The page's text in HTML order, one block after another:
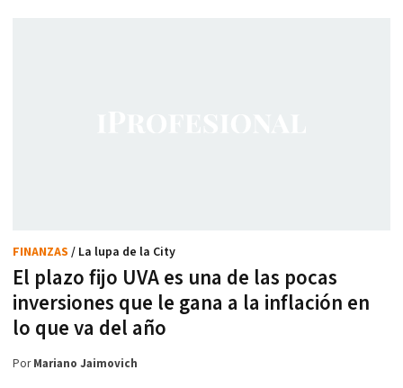
El plazo fijo UVA es una de las pocas
inversiones que le gana a la inflación en
lo que va del año
FINANZAS / La lupa de la City
PorMariano Jaimovich